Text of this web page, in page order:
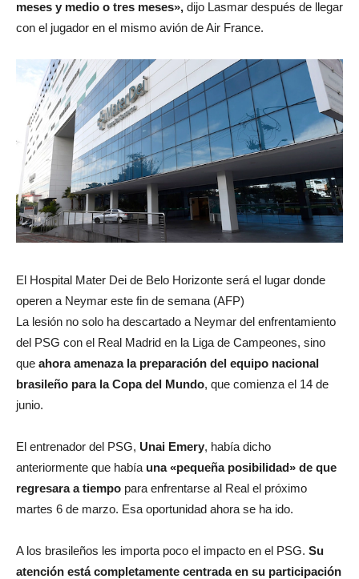
meses y medio o tres meses», dijo Lasmar después de llegar
con el jugador en el mismo avión de Air France.
El Hospital Mater Dei de Belo Horizonte será el lugar donde
operen a Neymar este fin de semana (AFP)
La lesión no solo ha descartado a Neymar del enfrentamiento
del PSG con el Real Madrid en la Liga de Campeones, sino
que ahora amenaza la preparación del equipo nacional
brasileño para la Copa del Mundo, que comienza el 14 de
junio.
El entrenador del PSG, Unai Emery, había dicho
anteriormente que había una «pequeña posibilidad» de que
regresara a tiempo para enfrentarse al Real el próximo
martes 6 de marzo. Esa oportunidad ahora se ha ido.
A los brasileños les importa poco el impacto en el PSG. Su
atención está completamente centrada en su participación